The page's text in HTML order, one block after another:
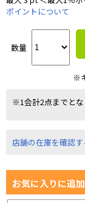
ポイントについて
数量
※
※1会計2点までとな
店舗の在庫を確認す
お気に入りに追加